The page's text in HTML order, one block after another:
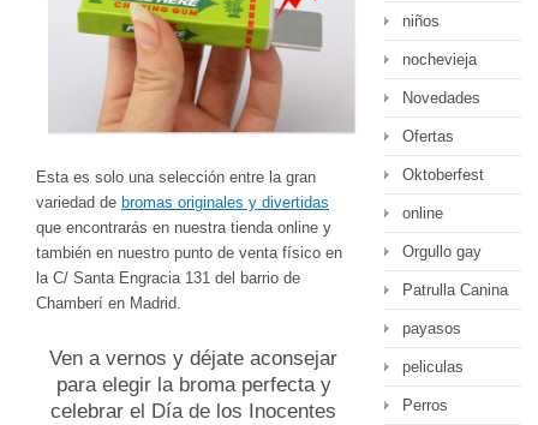
Esta es solo una selección entre la gran
variedad de bromas originales y divertidas
que encontrarás en nuestra tienda online y
también en nuestro punto de venta físico en
la C/ Santa Engracia 131 del barrio de
Chamberí en Madrid.
Ven a vernos y déjate aconsejar
para elegir la broma perfecta y
celebrar el Día de los Inocentes
niños
nochevieja
Novedades
Ofertas
Oktoberfest
online
Orgullo gay
Patrulla Canina
payasos
peliculas
Perros